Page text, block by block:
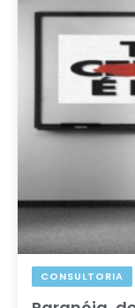
CONSULTORIA